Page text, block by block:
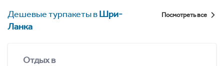
Дешевые турпакеты вШри-
Ланка
Посмотреть все
Отдых в